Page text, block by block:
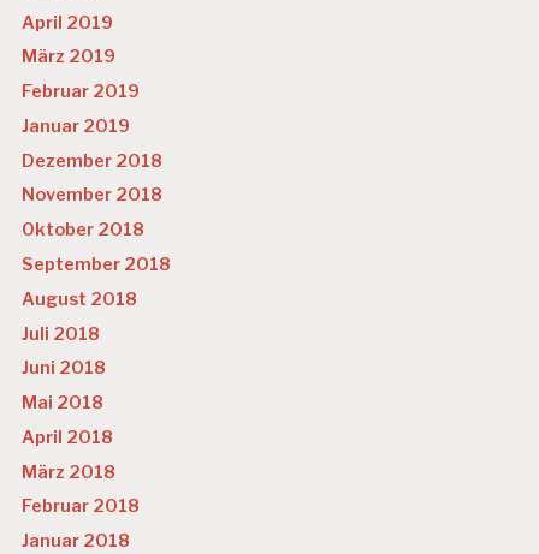
April 2019
März 2019
Februar 2019
Januar 2019
Dezember 2018
November 2018
Oktober 2018
September 2018
August 2018
Juli 2018
Juni 2018
Mai 2018
April 2018
März 2018
Februar 2018
Januar 2018